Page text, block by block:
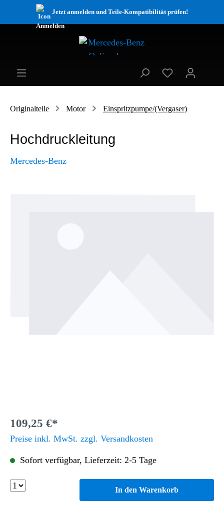
Jetzt anmelden und Teile-Kompatibilität prüfen!
Originalteile Motor Einspritzpumpe/(Vergaser)
Hochdruckleitung
Mercedes-Benz
109,25 €*
Preise inkl. MwSt. zzgl. Versandkosten
Sofort verfügbar, Lieferzeit: 2-5 Tage
In den Warenkorb